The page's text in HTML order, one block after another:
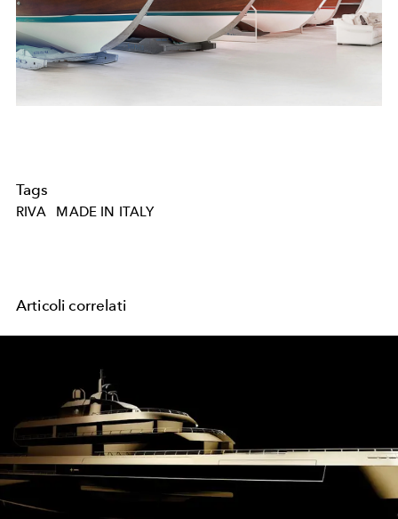
Tags
RIVA MADE IN ITALY
Articoli correlati